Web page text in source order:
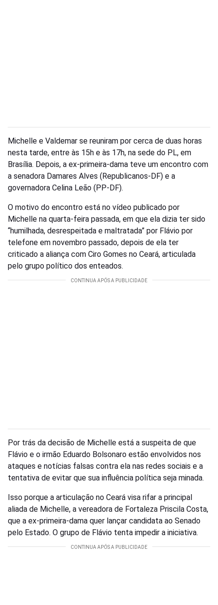
Michelle e Valdemar se reuniram por cerca de duas horas
nesta tarde, entre às 15h e às 17h, na sede do PL, em
Brasília. Depois, a ex-primeira-dama teve um encontro com
a senadora Damares Alves (Republicanos-DF) e a
governadora Celina Leão (PP-DF).
O motivo do encontro está no vídeo publicado por
Michelle na quarta-feira passada, em que ela dizia ter sido
“humilhada, desrespeitada e maltratada” por Flávio por
telefone em novembro passado, depois de ela ter
criticado a aliança com Ciro Gomes no Ceará, articulada
pelo grupo político dos enteados.
Por trás da decisão de Michelle está a suspeita de que
Flávio e o irmão Eduardo Bolsonaro estão envolvidos nos
ataques e notícias falsas contra ela nas redes sociais e a
tentativa de evitar que sua influência política seja minada.
Isso porque a articulação no Ceará visa rifar a principal
aliada de Michelle, a vereadora de Fortaleza Priscila Costa,
que a ex-primeira-dama quer lançar candidata ao Senado
pelo Estado. O grupo de Flávio tenta impedir a iniciativa.